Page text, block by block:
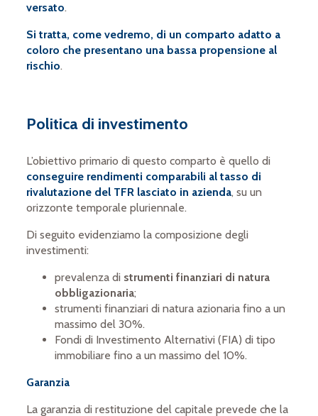
versato.
Si tratta, come vedremo, di un comparto adatto a
coloro che presentano una bassa propensione al
rischio.
Politica di investimento
L’obiettivo primario di questo comparto è quello di
conseguire rendimenti comparabili al tasso di
rivalutazione del TFR lasciato in azienda, su un
orizzonte temporale pluriennale.
Di seguito evidenziamo la composizione degli
investimenti:
prevalenza di strumenti finanziari di natura
obbligazionaria;
strumenti finanziari di natura azionaria fino a un
massimo del 30%.
Fondi di Investimento Alternativi (FIA) di tipo
immobiliare fino a un massimo del 10%.
Garanzia
La garanzia di restituzione del capitale prevede che la